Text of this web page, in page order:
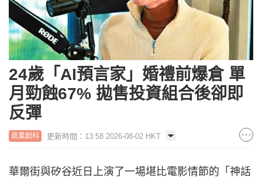
24歲「AI預言家」婚禮前爆倉 單
月勁蝕67% 拋售投資組合後卻即
反彈
商業創科 更新時間：13:58 2026-08-02 HKT
華爾街與矽谷近日上演了一場堪比電影情節的「神話